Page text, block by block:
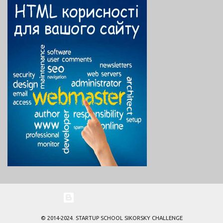
початком війни тема протезування стала ще актуальнішою, тому
в 2025 році Esper Bionics очолив рейтинг deep tech України.
Чому ж про цей стартап говорять усе гучніше — від локальних
хабів до міжнародних самітів? З 2023 року стартап суттєво
еволюціонував, особливо під тиском війни, яка прискорила
фокус на реабілітацію ветеранів. Нижче приведений
хронологічний огляд ключових подій і досягнень з 2023 по
листопад 2025 (на основі свіжих даних з медіа та соцмереж).
2023 рік: Масштабування виробництва та перші поставки
Початок масового виробництв...
© 2014-2024. STARTUP SCHOOL SIKORSKY CHALLENGE